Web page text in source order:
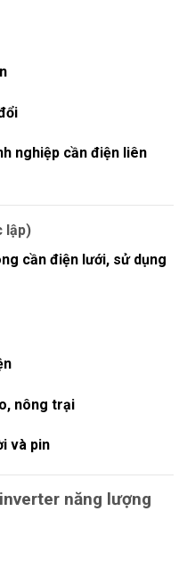
nghiệp cần điện liên
lập)
cần điện lưới, sử dụng
nông trại
và pin
năng lượng